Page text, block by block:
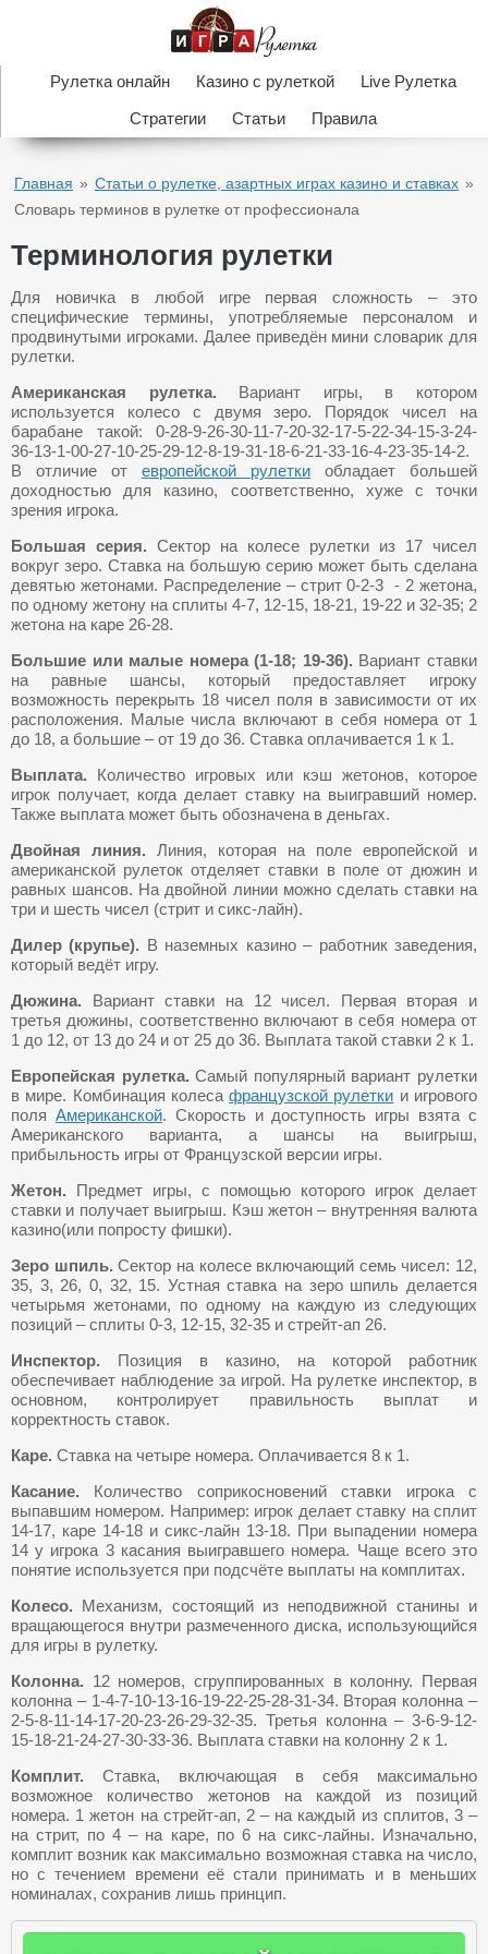
Рулетка онлайн Казино с рулеткой
Live Рулетка
Стратегии
Статьи Правила
Главная » Статьи о рулетке, азартных играх казино и ставках »
Словарь терминов в рулетке от профессионала
Терминология рулетки
Для новичка в любой игре первая сложность – это
специфические термины, употребляемые персоналом и
продвинутыми игроками. Далее приведён мини словарик для
рулетки.
Американская рулетка. Вариант игры, в котором
используется колесо с двумя зеро. Порядок чисел на
барабане такой: 0-28-9-26-30-11-7-20-32-17-5-22-34-15-3-24-
36-13-1-00-27-10-25-29-12-8-19-31-18-6-21-33-16-4-23-35-14-2.
В отличие от европейской рулетки обладает большей
доходностью для казино, соответственно, хуже с точки
зрения игрока.
Большая серия. Сектор на колесе рулетки из 17 чисел
вокруг зеро. Ставка на большую серию может быть сделана
девятью жетонами. Распределение – стрит 0-2-3 - 2 жетона,
по одному жетону на сплиты 4-7, 12-15, 18-21, 19-22 и 32-35; 2
жетона на каре 26-28.
Большие или малые номера (1-18; 19-36). Вариант ставки
на равные шансы, который предоставляет игроку
возможность перекрыть 18 чисел поля в зависимости от их
расположения. Малые числа включают в себя номера от 1
до 18, а большие – от 19 до 36. Ставка оплачивается 1 к 1.
Выплата. Количество игровых или кэш жетонов, которое
игрок получает, когда делает ставку на выигравший номер.
Также выплата может быть обозначена в деньгах.
Двойная линия. Линия, которая на поле европейской и
американской рулеток отделяет ставки в поле от дюжин и
равных шансов. На двойной линии можно сделать ставки на
три и шесть чисел (стрит и сикс-лайн).
Дилер (крупье). В наземных казино – работник заведения,
который ведёт игру.
Дюжина. Вариант ставки на 12 чисел. Первая вторая и
третья дюжины, соответственно включают в себя номера от
1 до 12, от 13 до 24 и от 25 до 36. Выплата такой ставки 2 к 1.
Европейская рулетка.Самый популярный вариант рулетки
в мире. Комбинация колесафранцузской рулетки и игрового
поля Американской. Скорость и доступность игры взята с
Американского варианта, а шансы на выигрыш,
прибыльность игры от Французской версии игры.
Жетон. Предмет игры, с помощью которого игрок делает
ставки и получает выигрыш. Кэш жетон – внутренняя валюта
казино(или попросту фишки).
Зеро шпиль.Сектор на колесе включающий семь чисел: 12,
35, 3, 26, 0, 32, 15. Устная ставка на зеро шпиль делается
четырьмя жетонами, по одному на каждую из следующих
позиций – сплиты 0-3, 12-15, 32-35 и стрейт-ап 26.
Инспектор. Позиция в казино, на которой работник
обеспечивает наблюдение за игрой. На рулетке инспектор, в
основном, контролирует правильность выплат и
корректность ставок.
Каре. Ставка на четыре номера. Оплачивается 8 к 1.
Касание. Количество соприкосновений ставки игрока с
выпавшим номером. Например: игрок делает ставку на сплит
14-17, каре 14-18 и сикс-лайн 13-18. При выпадении номера
14 у игрока 3 касания выигравшего номера. Чаще всего это
понятие используется при подсчёте выплаты на комплитах.
Колесо. Механизм, состоящий из неподвижной станины и
вращающегося внутри размеченного диска, использующийся
для игры в рулетку.
Колонна. 12 номеров, сгруппированных в колонну. Первая
колонна – 1-4-7-10-13-16-19-22-25-28-31-34. Вторая колонна –
2-5-8-11-14-17-20-23-26-29-32-35. Третья колонна – 3-6-9-12-
15-18-21-24-27-30-33-36. Выплата ставки на колонну 2 к 1.
Комплит. Ставка, включающая в себя максимально
возможное количество жетонов на каждой из позиций
номера. 1 жетон на стрейт-ап, 2 – на каждый из сплитов, 3 –
на стрит, по 4 – на каре, по 6 на сикс-лайны. Изначально,
комплит возник как максимально возможная ставка на число,
но с течением времени её стали принимать и в меньших
номиналах, сохранив лишь принцип.